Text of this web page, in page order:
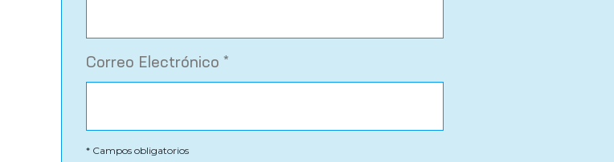
Correo Electrónico *
* Campos obligatorios